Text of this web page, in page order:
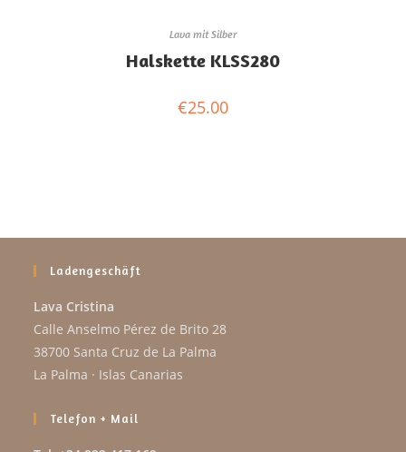
Lava mit Silber
Halskette KLSS280
€25.00
Ladengeschäft
Lava Cristina
Calle Anselmo Pérez de Brito 28
38700 Santa Cruz de La Palma
La Palma · Islas Canarias
Telefon + Mail